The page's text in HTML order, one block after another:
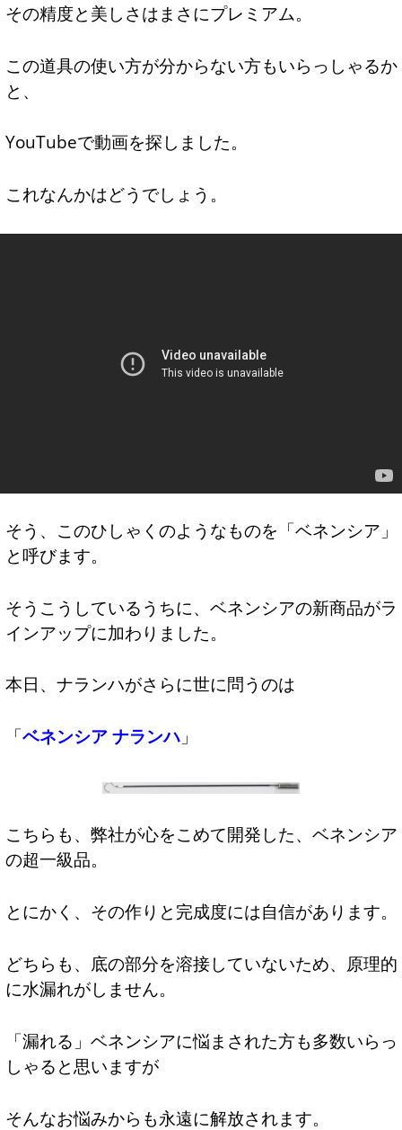
その精度と美しさはまさにプレミアム。
この道具の使い方が分からない方もいらっしゃるか
と、
YouTubeで動画を探しました。
これなんかはどうでしょう。
そう、このひしゃくのようなものを「ベネンシア」
と呼びます。
そうこうしているうちに、ベネンシアの新商品がラ
インアップに加わりました。
本日、ナランハがさらに世に問うのは
「ベネンシア ナランハ」
こちらも、弊社が心をこめて開発した、ベネンシア
の超一級品。
とにかく、その作りと完成度には自信があります。
どちらも、底の部分を溶接していないため、原理的
に水漏れがしません。
「漏れる」ベネンシアに悩まされた方も多数いらっ
しゃると思いますが
そんなお悩みからも永遠に解放されます。